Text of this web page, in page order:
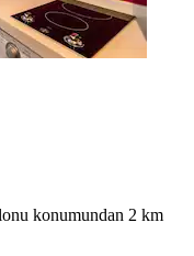
konumundan 2 km